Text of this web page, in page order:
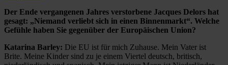
Der Ende vergangenen Jahres verstorbene Jacques Delors hat
gesagt: „Niemand verliebt sich in einen Binnenmarkt“. Welche
Gefühle haben Sie gegenüber der Europäischen Union?
Katarina Barley: Die EU ist für mich Zuhause. Mein Vater ist
Brite. Meine Kinder sind zu je einem Viertel deutsch, britisch,